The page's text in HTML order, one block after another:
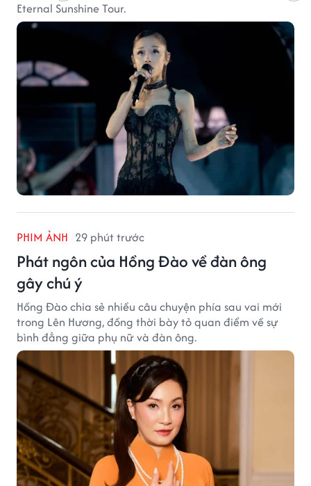
Eternal Sunshine Tour.
PHIM ẢNH 29 phút trước
Phát ngôn của Hồng Đào về đàn ông
gây chú ý
Hồng Đào chia sẻ nhiều câu chuyện phía sau vai mới
trong Lên Hương, đồng thời bày tỏ quan điểm về sự
bình đẳng giữa phụ nữ và đàn ông.